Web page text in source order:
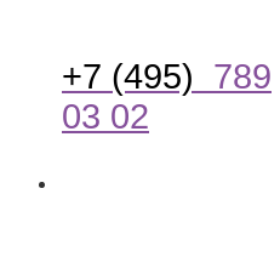
+7 (495) 789
03 02